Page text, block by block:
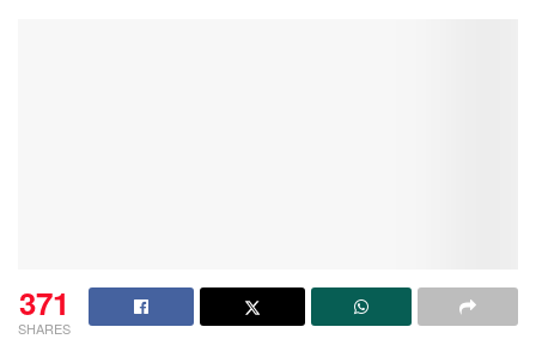
371
SHARES